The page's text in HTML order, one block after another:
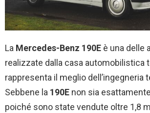
La Mercedes-Benz 190E è una delle
realizzate dalla casa automobilistica
rappresenta il meglio dell’ingegneria
Sebbene la 190E non sia esattamente
poiché sono state vendute oltre 1,8